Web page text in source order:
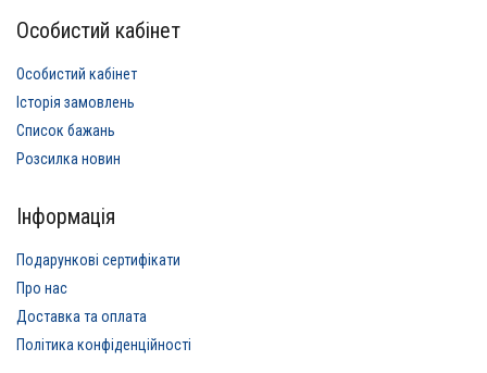
Особистий кабінет
Особистий кабінет
Історія замовлень
Список бажань
Розсилка новин
Інформація
Подарункові сертифікати
Про нас
Доставка та оплата
Політика конфіденційності